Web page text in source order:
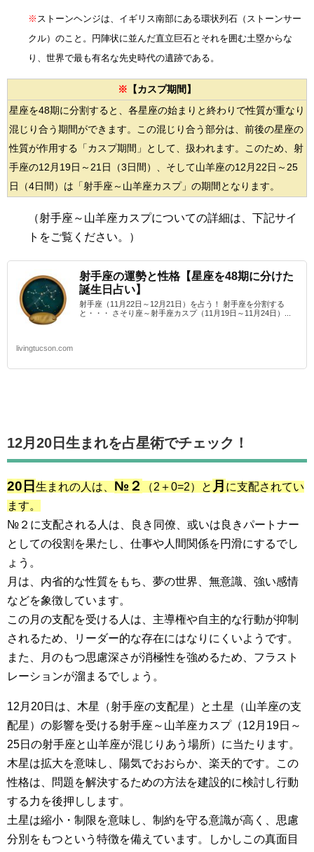
※ ストーンヘンジは、イギリス南部にある環状列石（ストーンサー
クル）のこと。円陣状に並んだ直立巨石とそれを囲む土塁からな
り、世界で最も有名な先史時代の遺跡である。
※ 【カスプ期間】
星座を48期に分割すると、各星座の始まりと終わりで性質が重なり
混じり合う期間ができます。この混じり合う部分は、前後の星座の
性質が作用する「カスプ期間」として、扱われます。このため、射
手座の12月19日～21日（3日間）、そして山羊座の12月22日～25
日（4日間）は「射手座～山羊座カスプ」の期間となります。
（射手座～山羊座カスプについての詳細は、下記サイ
トをご覧ください。）
射手座の運勢と性格【星座を48期に分けた
誕生日占い】
射手座（11月22日～12月21日）を占う！ 射手座を分割する
と・・・ さそり座～射手座カスプ（11月19日～11月24日）...
livingtucson.com
12月20日生まれを占星術でチェック！
20日 生まれの人は、 №２ （2＋0=2）と 月 に支配されてい
ます。
№２に支配される人は、良き同僚、或いは良きパートナー
としての役割を果たし、仕事や人間関係を円滑にするでし
ょう。
月は、内省的な性質をもち、夢の世界、無意識、強い感情
などを象徴しています。
この月の支配を受ける人は、主導権や自主的な行動が抑制
されるため、リーダー的な存在にはなりにくいようです。
また、月のもつ思慮深さが消極性を強めるため、フラスト
レーションが溜まるでしょう。
12月20日は、木星（射手座の支配星）と土星（山羊座の支
配星）の影響を受ける射手座～山羊座カスプ（12月19日～
25日の射手座と山羊座が混じりあう場所）に当たります。
木星は拡大を意味し、陽気でおおらか、楽天的です。この
性格は、問題を解決するための方法を建設的に検討し行動
する力を後押しします。
土星は縮小・制限を意味し、制約を守る意識が高く、思慮
分別をもつという特徴を備えています。しかしこの真面目